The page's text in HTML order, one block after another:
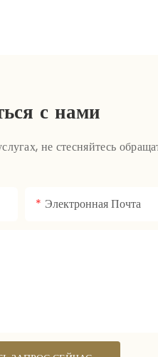
с нами
не стесняйтесь
Электронная Почта